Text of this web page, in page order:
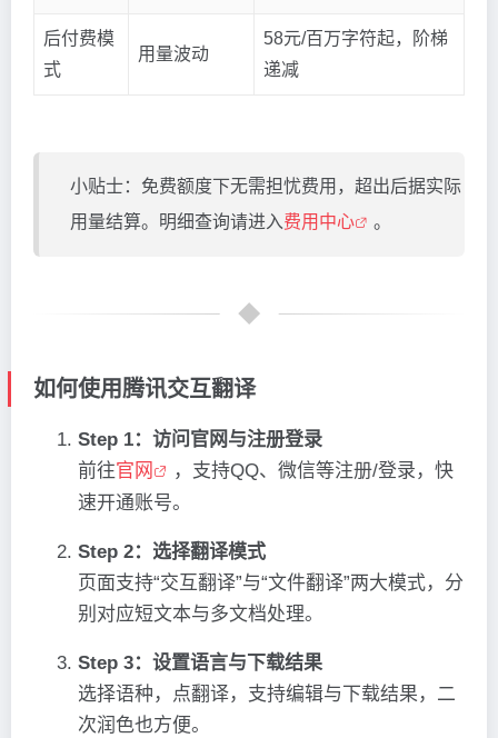
后付费模
式
用量波动
58元/百万字符起，阶梯
递减
小贴士：免费额度下无需担忧费用，超出后据实际
用量结算。明细查询请进入费用中心 。
如何使用腾讯交互翻译
Step 1：访问官网与注册登录
前往官网
，支持QQ、微信等注册/登录，快
速开通账号。
Step 2：选择翻译模式
页面支持“交互翻译”与“文件翻译”两大模式，分
别对应短文本与多文档处理。
Step 3：设置语言与下载结果
选择语种，点翻译，支持编辑与下载结果，二
次润色也方便。